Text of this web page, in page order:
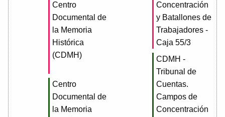
Centro
Documental de
la Memoria
Histórica
(CDMH)
Centro
Documental de
la Memoria
Concentración
y Batallones de
Trabajadores -
Caja 55/3
CDMH -
Tribunal de
Cuentas.
Campos de
Concentración